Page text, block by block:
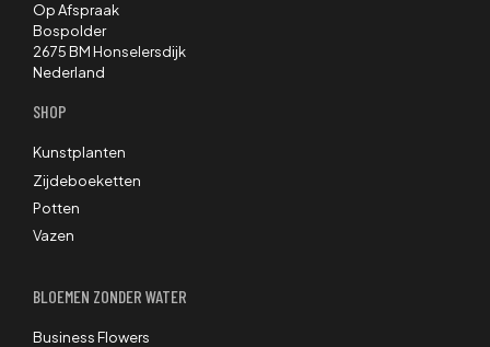
Op Afspraak
Bospolder
2675 BM Honselersdijk
Nederland
SHOP
Kunstplanten
Zijdeboeketten
Potten
Vazen
BLOEMEN ZONDER WATER
Business Flowers